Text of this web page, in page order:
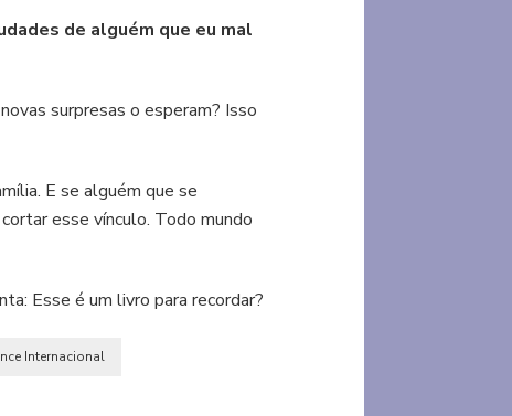
de alguém que eu mal
surpresas o esperam? Isso
E se alguém que se
esse vínculo. Todo mundo
Esse é um livro para recordar?
Internacional